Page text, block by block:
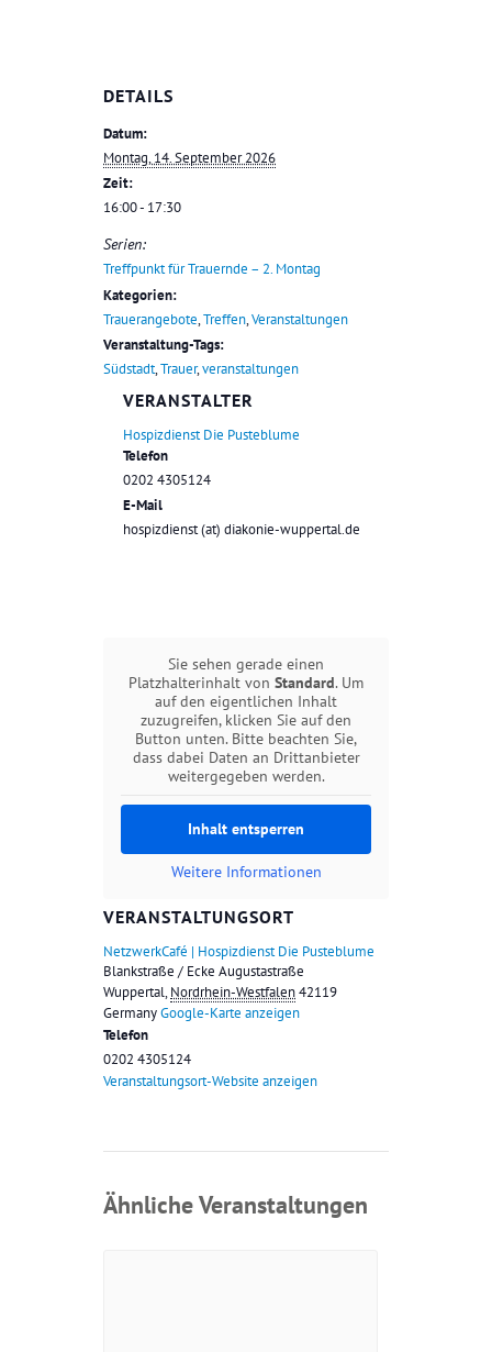
DETAILS
Datum:
Montag, 14. September 2026
Zeit:
16:00 - 17:30
Serien:
Treffpunkt für Trauernde – 2. Montag
Kategorien:
Trauerangebote,Treffen,Veranstaltungen
Veranstaltung-Tags:
Südstadt,Trauer,veranstaltungen
VERANSTALTER
Hospizdienst Die Pusteblume
Telefon
0202 4305124
E-Mail
hospizdienst (at) diakonie-wuppertal.de
VERANSTALTUNGSORT
NetzwerkCafé | Hospizdienst Die Pusteblume
Blankstraße / Ecke Augustastraße
Wuppertal, Nordrhein-Westfalen42119
GermanyGoogle-Karte anzeigen
Telefon
0202 4305124
Veranstaltungsort-Website anzeigen
Sie sehen gerade einen
Platzhalterinhalt von Standard. Um
auf den eigentlichen Inhalt
zuzugreifen, klicken Sie auf den
Button unten. Bitte beachten Sie,
dass dabei Daten an Drittanbieter
weitergegeben werden.
Inhalt entsperren
Weitere Informationen
Ähnliche Veranstaltungen